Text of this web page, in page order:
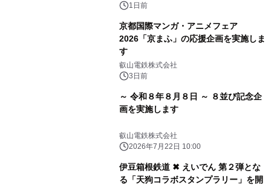
1日前
京都国際マンガ・アニメフェア
2026「京まふ」の応援企画を実施しま
す
叡山電鉄株式会社
3日前
～ 令和８年８月８日 ～ ８並び記念企
画を実施します
叡山電鉄株式会社
2026年7月22日 10:00
伊豆箱根鉄道 ✖ えいでん 第２弾とな
る「天狗コラボスタンプラリー」を開